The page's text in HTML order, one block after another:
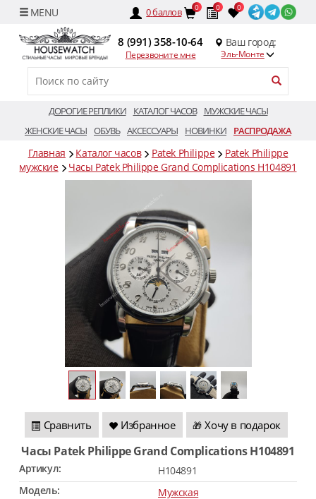
0баллов 0 0 0
8 (991) 358-10-64
Перезвоните мне
Ваш город:
Эль-Монте
ДОРОГИЕ РЕПЛИКИ КАТАЛОГ ЧАСОВ
МУЖСКИЕ ЧАСЫ
ЖЕНСКИЕ ЧАСЫ ОБУВЬ АКСЕССУАРЫ НОВИНКИ РАСПРОДАЖА
Главная Каталог часов Patek Philippe
Patek Philippe
мужские
Часы Patek Philippe Grand Complications H104891
Сравнить Избранное 🎁 Хочу в подарок
Часы Patek Philippe Grand Complications H104891
Артикул:
H104891
Модель:
Мужская